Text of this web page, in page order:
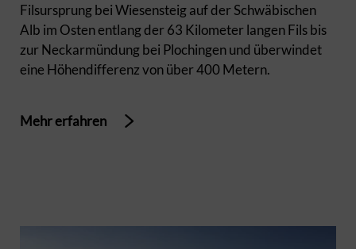
Filsursprung bei Wiesensteig auf der Schwäbischen
Alb im Osten entlang der 63 Kilometer langen Fils bis
zur Neckarmündung bei Plochingen und überwindet
eine Höhendifferenz von über 400 Metern.
Mehr erfahren